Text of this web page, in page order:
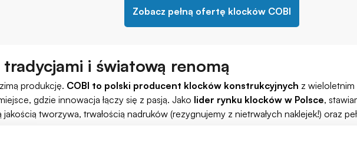
Zobacz pełną ofertę klocków COBI
i światową renomą
produkcję. COBI to polski producent klocków konstrukcyjnych z
gdzie innowacja łączy się z pasją. Jako lider rynku klocków w Polsce,
tworzywa, trwałością nadruków (rezygnujemy z nietrwałych naklejek!) oraz